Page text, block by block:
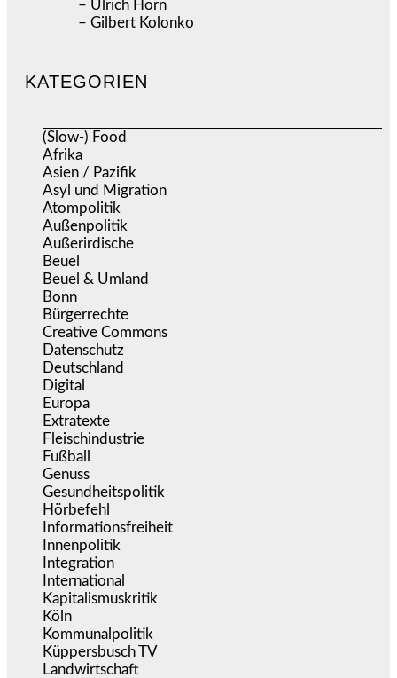
– Ulrich Horn
– Gilbert Kolonko
KATEGORIEN
(Slow-) Food
Afrika
Asien / Pazifik
Asyl und Migration
Atompolitik
Außenpolitik
Außerirdische
Beuel
Beuel & Umland
Bonn
Bürgerrechte
Creative Commons
Datenschutz
Deutschland
Digital
Europa
Extratexte
Fleischindustrie
Fußball
Genuss
Gesundheitspolitik
Hörbefehl
Informationsfreiheit
Innenpolitik
Integration
International
Kapitalismuskritik
Köln
Kommunalpolitik
Küppersbusch TV
Landwirtschaft